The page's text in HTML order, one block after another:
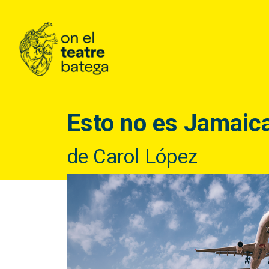
Esto no es
de Carol López